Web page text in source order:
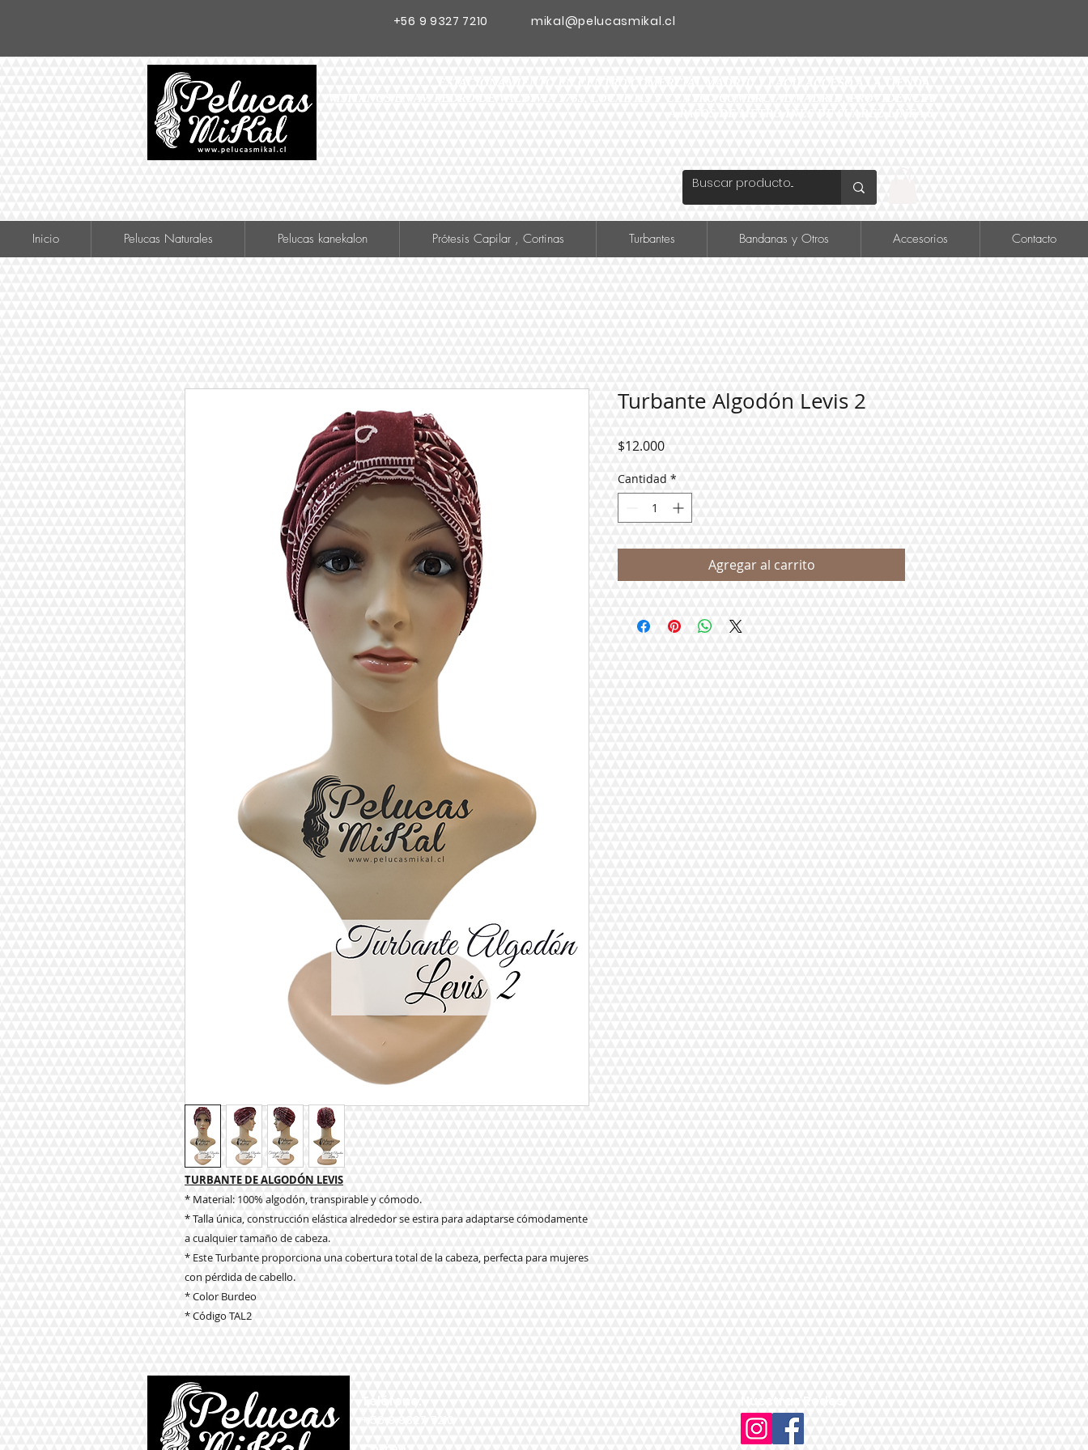
+56 9 9327 7210 mikal@pelucasmikal.cl
Inicio Pelucas Naturales Pelucas kanekalon Prótesis Capilar , Cortinas Turbantes Bandanas y Otros Accesorios Contacto
TURBANTE DE ALGODÓN LEVIS
* Material: 100% algodón, transpirable y cómodo.
* Talla única, construcción elástica alrededor se estira para adaptarse cómodamente
a cualquier tamaño de cabeza.
* Este Turbante proporciona una cobertura total de la cabeza, perfecta para mujeres
con pérdida de cabello.
* Color Burdeo
* Código TAL2
Turbante Algodón Levis 2
$12.000Precio
Cantidad *
Agregar al carrito